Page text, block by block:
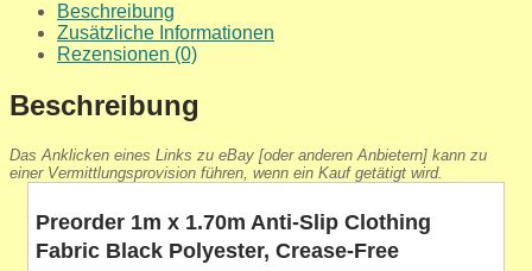
Beschreibung
Zusätzliche Informationen
Rezensionen (0)
Beschreibung
Das Anklicken eines Links zu eBay [oder anderen Anbietern] kann zu
einer Vermittlungsprovision führen, wenn ein Kauf getätigt wird.
Preorder 1m x 1.70m Anti-Slip Clothing
Fabric Black Polyester, Crease-Free